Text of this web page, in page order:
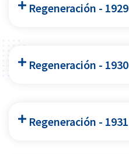
Regeneración - 1929
Regeneración - 1930
Regeneración - 1931